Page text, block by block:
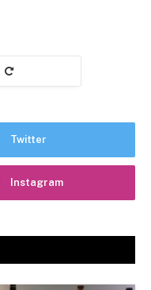
Twitter
Instagram